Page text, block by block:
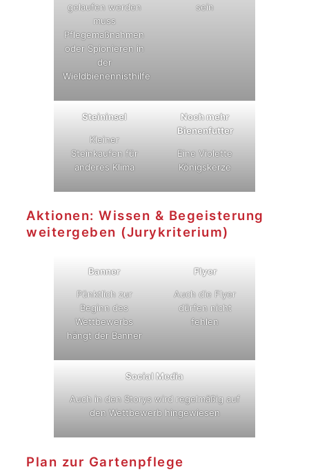
gelaufen werden
muss
Pflegemaßnahmen
oder Spionieren in
der
Wieldbienennisthilfe
sein
Steininsel
Kleiner
Steinkaufen für
anderes Klima
Noch mehr
Bienenfutter
Eine Violette
Königskerze
Aktionen: Wissen & Begeisterung
weitergeben (Jurykriterium)
Banner
Pünktlich zur
Beginn des
Wettbewerbs
hängt der Banner
Flyer
Auch die Flyer
dürfen nicht
fehlen
Social Media
Auch in den Storys wird regelmäßig auf
den Wettbewerb hingewiesen
Plan zur Gartenpflege